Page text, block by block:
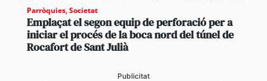
Parròquies,Societat
Emplaçat el segon equip de perforació per a
iniciar el procés de la boca nord del túnel de
Rocafort de Sant Julià
Publicitat